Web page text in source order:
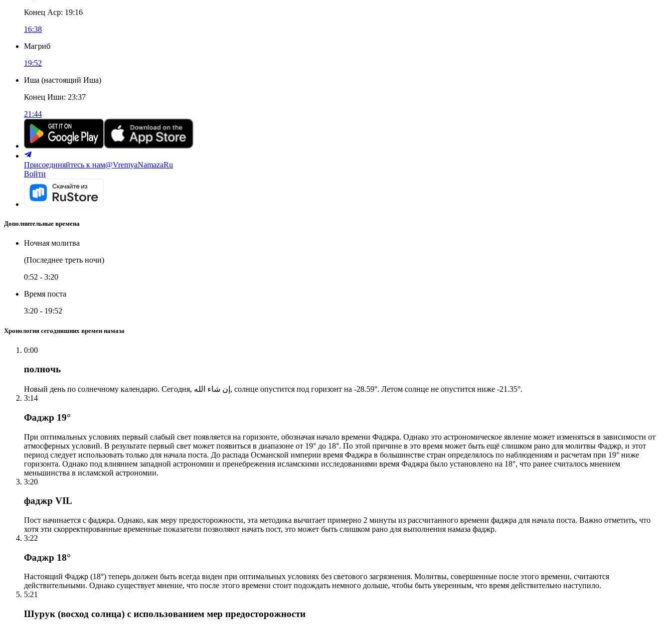
Конец Аср: 19:16
16:38
Магриб
19:52
Иша (настоящий Иша)
Конец Иши: 23:37
21:44
Присоединяйтесь к нам@VremyaNamazaRu
Войти
Дополнительные времена
Ночная молитва
(Последнее треть ночи)
0:52 - 3:20
Время поста
3:20 - 19:52
Хронология сегодняшних времен намаза
0:00
полночь
Новый день по солнечному календарю. Сегодня, إن شاء الله, солнце опустится под горизонт на -28.59°. Летом солнце не опустится ниже -21.35°.
3:14
Фаджр 19°
При оптимальных условиях первый слабый свет появляется на горизонте, обозначая начало времени Фаджра. Однако это астрономическое явление может изменяться в зависимости от
атмосферных условий. В результате первый свет может появиться в диапазоне от 19° до 18°. По этой причине в это время может быть ещё слишком рано для молитвы Фаджр, и этот
период следует использовать только для начала поста. До распада Османской империи время Фаджра в большинстве стран определялось по наблюдениям и расчетам при 19° ниже
горизонта. Однако под влиянием западной астрономии и пренебрежения исламскими исследованиями время Фаджра было установлено на 18°, что ранее считалось мнением
меньшинства в исламской астрономии.
3:20
фаджр VIL
Пост начинается с фаджра. Однако, как меру предосторожности, эта методика вычитает примерно 2 минуты из рассчитанного времени фаджра для начала поста. Важно отметить, что
хотя эти скорректированные временные показатели позволяют начать пост, это может быть слишком рано для выполнения намаза фаджр.
3:22
Фаджр 18°
Настоящий Фаджр (18°) теперь должен быть всегда виден при оптимальных условиях без светового загрязнения. Молитвы, совершенные после этого времени, считаются
действительными. Однако существует мнение, что после этого времени стоит подождать немного дольше, чтобы быть уверенным, что время действительно наступило.
5:21
Шурук (восход солнца) с использованием мер предосторожности